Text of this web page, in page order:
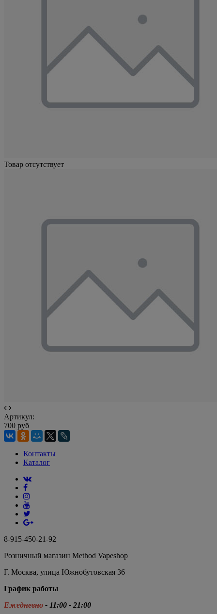
Товар отсутствует
Артикул:
700 руб
Контакты
Каталог
8-915-450-21-92
Розничный магазин Method Vapeshop
Г. Москва, улица Южнобутовская 36
График работы
Ежедневно - 11:00 - 21:00